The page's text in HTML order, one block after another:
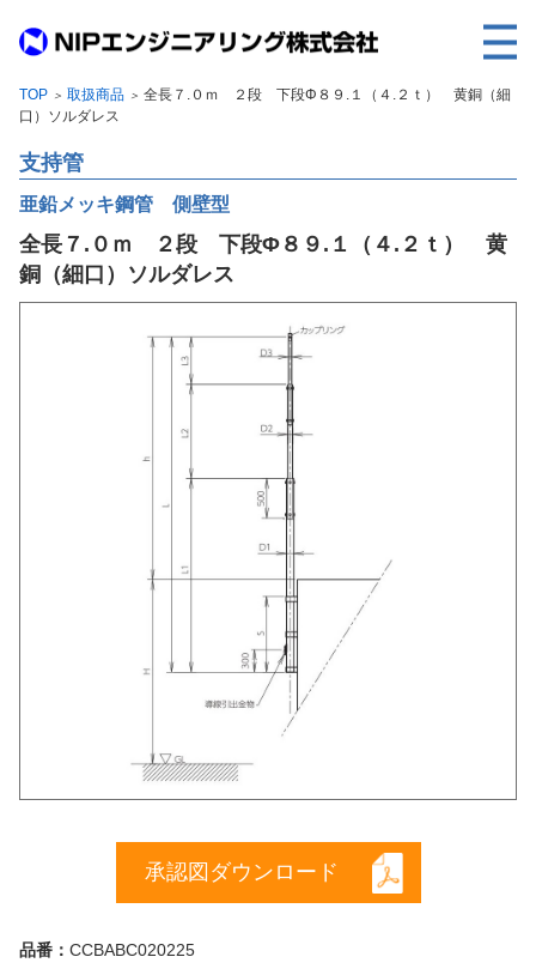
TOP
事業内容
取扱製品
各種実績
会社案内
建設サイト・シリーズの 個人データの共同利用について
TOP ＞ 取扱商品 ＞ 全長７.０ｍ ２段 下段Φ８９.１（４.２ｔ） 黄銅（細
口）ソルダレス
支持管
亜鉛メッキ鋼管 側壁型
全長７.０ｍ ２段 下段Φ８９.１（４.２ｔ） 黄
銅（細口）ソルダレス
承認図ダウンロード
品番： CCBABC020225